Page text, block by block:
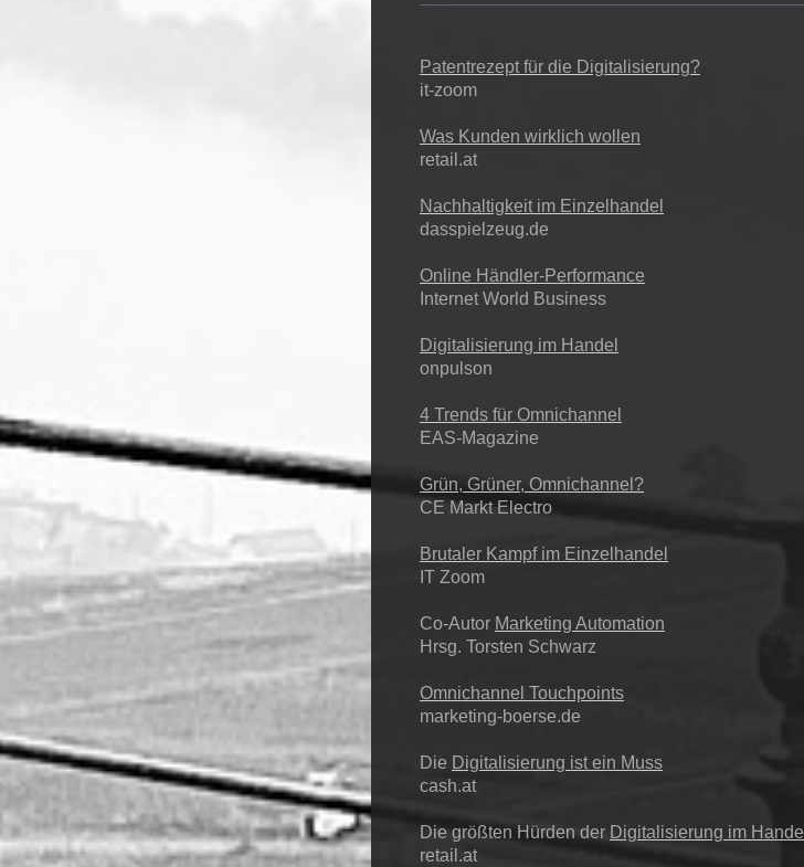
Patentrezept für die Digitalisierung?
it-zoom
Was Kunden wirklich wollen
retail.at
Nachhaltigkeit im Einzelhandel
dasspielzeug.de
Online Händler-Performance
Internet World Business
Digitalisierung im Handel
onpulson
4 Trends für Omnichannel
EAS-Magazine
Grün, Grüner, Omnichannel?
CE Markt Electro
Brutaler Kampf im Einzelhandel
IT Zoom
Co-Autor Marketing Automation
Hrsg. Torsten Schwarz
Omnichannel Touchpoints
marketing-boerse.de
Die Digitalisierung ist ein Muss
cash.at
Die größten Hürden der Digitalisierung im Handel
retail.at